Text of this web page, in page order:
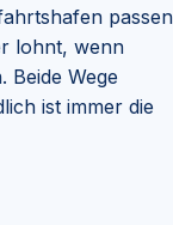
passen
lohnt, wenn
Beide Wege
ist immer die